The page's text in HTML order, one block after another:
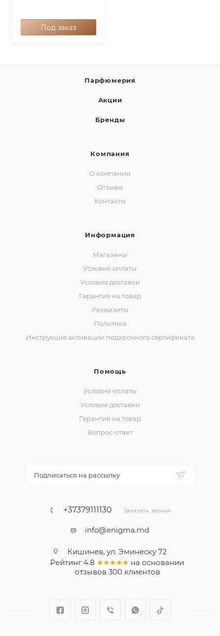
Под заказ
Парфюмерия
Акции
Бренды
Компания
О компании
Отзывы
Контакты
Информация
Магазины
Условия оплаты
Условия доставки
Гарантия на товар
Реквизиты
Политика
Инструкция активации подарочного сертификата
Помощь
Условия оплаты
Условия доставки
Гарантия на товар
Вопрос-ответ
Подписаться на рассылку
+37379111130 Заказать звонок
info@enigma.md
Кишинев, ул. Эминеску 72
Рейтинг 4.8 ★★★★★ на основании
отзывов 300клиентов